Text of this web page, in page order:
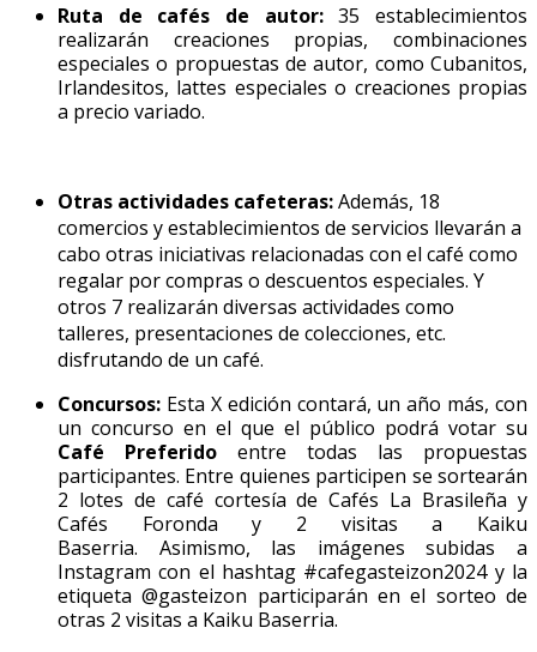
Ruta de cafés de autor:35 establecimientos
realizarán creaciones propias, combinaciones
especiales o propuestas de autor, como Cubanitos,
Irlandesitos, lattes especiales o creaciones propias
a precio variado.
Otras actividades cafeteras:Además, 18
comercios y establecimientos de servicios llevarán a
cabo otras iniciativas relacionadas con el café como
regalar por compras o descuentos especiales. Y
otros 7 realizarán diversas actividades como
talleres, presentaciones de colecciones, etc.
disfrutando de un café.
Concursos: Esta X edición contará, un año más, con
un concurso en el que el público podrá votar su
Café Preferido entre todas las propuestas
participantes. Entre quienes participen se sortearán
2 lotes de café cortesía de Cafés La Brasileña y
Cafés Foronda y 2 visitas a Kaiku
Baserria. Asimismo, las imágenes subidas a
Instagram con el hashtag #cafegasteizon2024 y la
etiqueta @gasteizon participarán en el sorteo de
otras 2 visitas a Kaiku Baserria.